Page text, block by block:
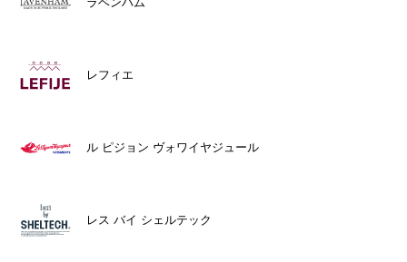
レフィエ
ル ピジョン ヴォワイヤジュール
レス バイ シェルテック